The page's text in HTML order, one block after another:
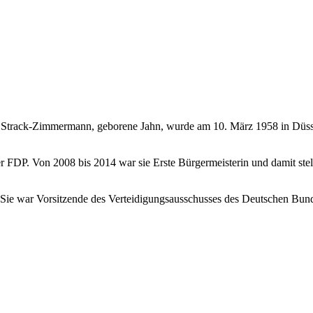
Zimmermann, geborene Jahn, wurde am 10. März 1958 in
Von 2008 bis 2014 war sie Erste Bürgermeisterin und damit
war Vorsitzende des Verteidigungsausschusses des Deutschen